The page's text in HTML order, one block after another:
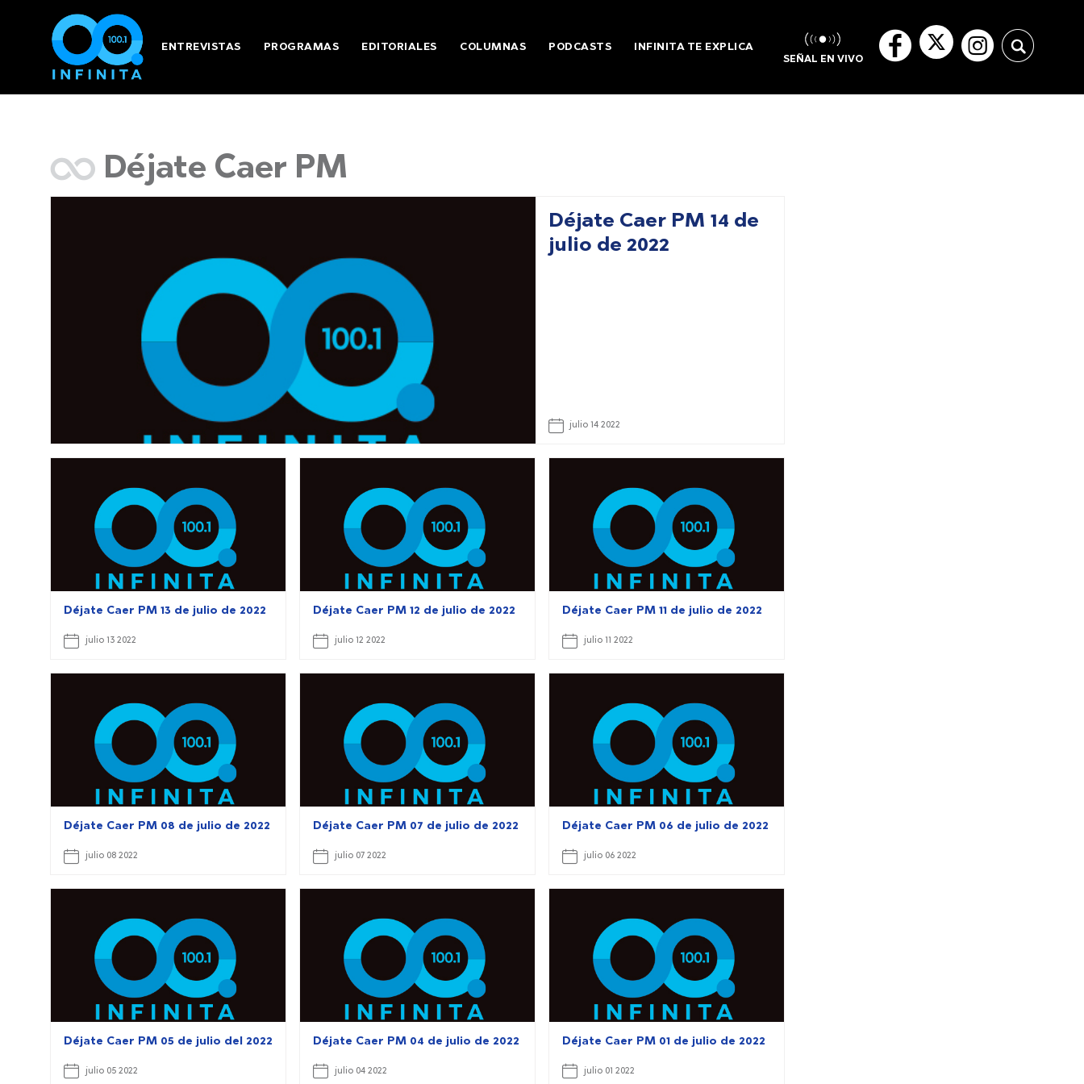
ENTREVISTAS PROGRAMAS EDITORIALES COLUMNAS PODCASTS INFINITA TE EXPLICA
SEÑAL EN VIVO
Déjate Caer PM
Déjate Caer PM 14 de
julio de 2022
julio 14 2022
Déjate Caer PM 13 de julio de 2022
julio 13 2022
Déjate Caer PM 12 de julio de 2022
julio 12 2022
Déjate Caer PM 11 de julio de 2022
julio 11 2022
Déjate Caer PM 08 de julio de 2022
julio 08 2022
Déjate Caer PM 07 de julio de 2022
julio 07 2022
Déjate Caer PM 06 de julio de 2022
julio 06 2022
Déjate Caer PM 05 de julio del 2022
julio 05 2022
Déjate Caer PM 04 de julio de 2022
julio 04 2022
Déjate Caer PM 01 de julio de 2022
julio 01 2022